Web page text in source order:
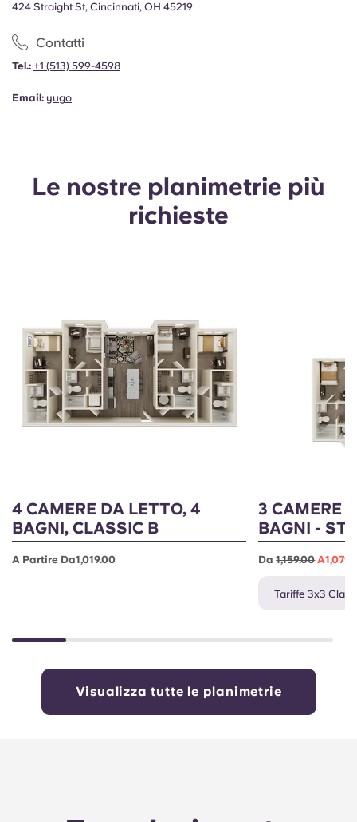
424 Straight St, Cincinnati, OH 45219
Contatti
Tel.: +1 (513) 599-4598
Email: yugo
Le nostre planimetrie più
richieste
4 CAMERE DA LETTO, 4
BAGNI, CLASSIC B
A Partire Da1,019.00
3 CAMERE
BAGNI -
Da1,159.00
Tariffe 3x3
Visualizza tutte le planimetrie